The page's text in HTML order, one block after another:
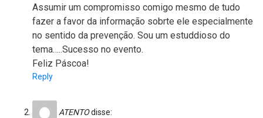
Assumir um compromisso comigo mesmo de tudo
fazer a favor da informação sobrte ele especialmente
no sentido da prevenção. Sou um estuddioso do
tema…..Sucesso no evento.
Feliz Páscoa!
Reply
ATENTOdisse: